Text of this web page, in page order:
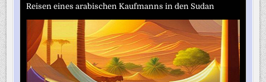
Reisen eines arabischen Kaufmanns in den Sudan